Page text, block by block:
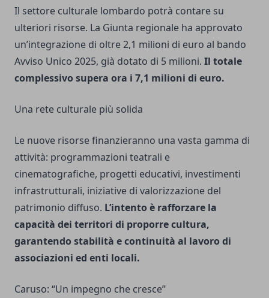
Il settore culturale lombardo potrà contare su
ulteriori risorse. La Giunta regionale ha approvato
un’integrazione di oltre 2,1 milioni di euro al bando
Avviso Unico 2025, già dotato di 5 milioni. Il totale
complessivo supera ora i 7,1 milioni di euro.
Una rete culturale più solida
Le nuove risorse finanzieranno una vasta gamma di
attività: programmazioni teatrali e
cinematografiche, progetti educativi, investimenti
infrastrutturali, iniziative di valorizzazione del
patrimonio diffuso. L’intento è rafforzare la
capacità dei territori di proporre cultura,
garantendo stabilità e continuità al lavoro di
associazioni ed enti locali.
Caruso: “Un impegno che cresce”